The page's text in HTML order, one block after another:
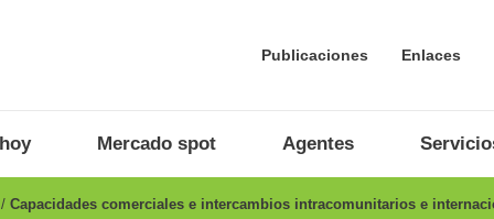
Publicaciones Enlaces
Mercado spot Agentes
Capacidades comerciales e intercambios intracomunitarios e